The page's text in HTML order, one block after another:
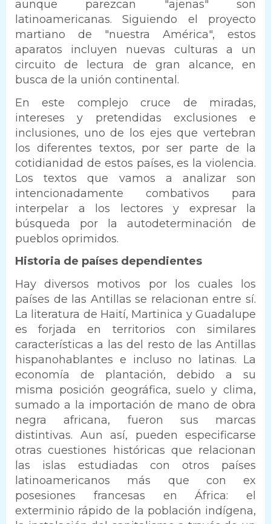
aunque parezcan "ajenas" son
latinoamericanas. Siguiendo el proyecto
martiano de "nuestra América", estos
aparatos incluyen nuevas culturas a un
circuito de lectura de gran alcance, en
busca de la unión continental.
En este complejo cruce de miradas,
intereses y pretendidas exclusiones e
inclusiones, uno de los ejes que vertebran
los diferentes textos, por ser parte de la
cotidianidad de estos países, es la violencia.
Los textos que vamos a analizar son
intencionadamente combativos para
interpelar a los lectores y expresar la
búsqueda por la autodeterminación de
pueblos oprimidos.
Historia de países dependientes
Hay diversos motivos por los cuales los
países de las Antillas se relacionan entre sí.
La literatura de Haití, Martinica y Guadalupe
es forjada en territorios con similares
características a las del resto de las Antillas
hispanohablantes e incluso no latinas. La
economía de plantación, debido a su
misma posición geográfica, suelo y clima,
sumado a la importación de mano de obra
negra africana, fueron sus marcas
distintivas. Aun así, pueden especificarse
otras cuestiones históricas que relacionan
las islas estudiadas con otros países
latinoamericanos más que con ex
posesiones francesas en África: el
exterminio rápido de la población indígena,